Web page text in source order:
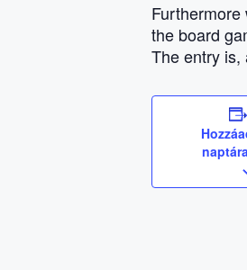
the board
The entry is,